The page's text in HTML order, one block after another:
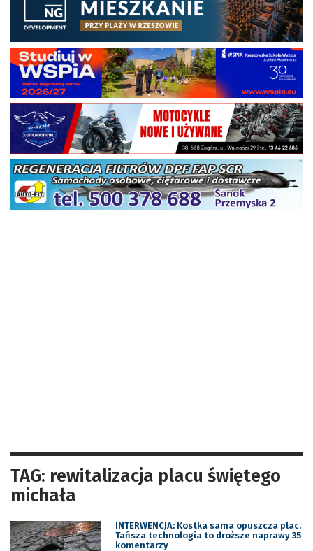
TAG: rewitalizacja placu świętego
michała
INTERWENCJA: Kostka sama opuszcza plac.
Tańsza technologia to droższe naprawy 35
komentarzy